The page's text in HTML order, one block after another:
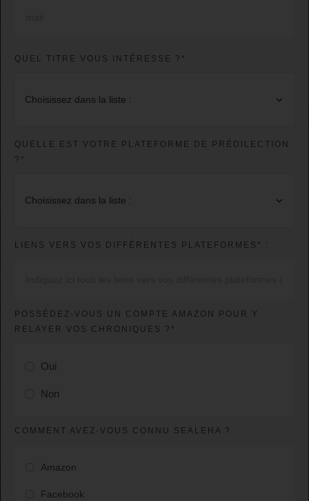
QUEL TITRE VOUS INTÉRESSE ?*
Choisissez dans la liste :
QUELLE EST VOTRE PLATEFORME DE PRÉDILECTION
?*
Choisissez dans la liste :
LIENS VERS VOS DIFFÉRENTES PLATEFORMES* :
POSSÉDEZ-VOUS UN COMPTE AMAZON POUR Y
RELAYER VOS CHRONIQUES ?*
Oui
Non
COMMENT AVEZ-VOUS CONNU SEALEHA ?
Amazon
Facebook